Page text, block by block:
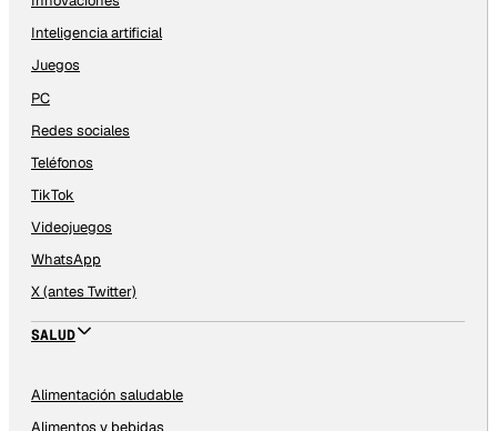
Inteligencia artificial
Juegos
PC
Redes sociales
Teléfonos
TikTok
Videojuegos
WhatsApp
X (antes Twitter)
SALUD
Alimentación saludable
Alimentos y bebidas